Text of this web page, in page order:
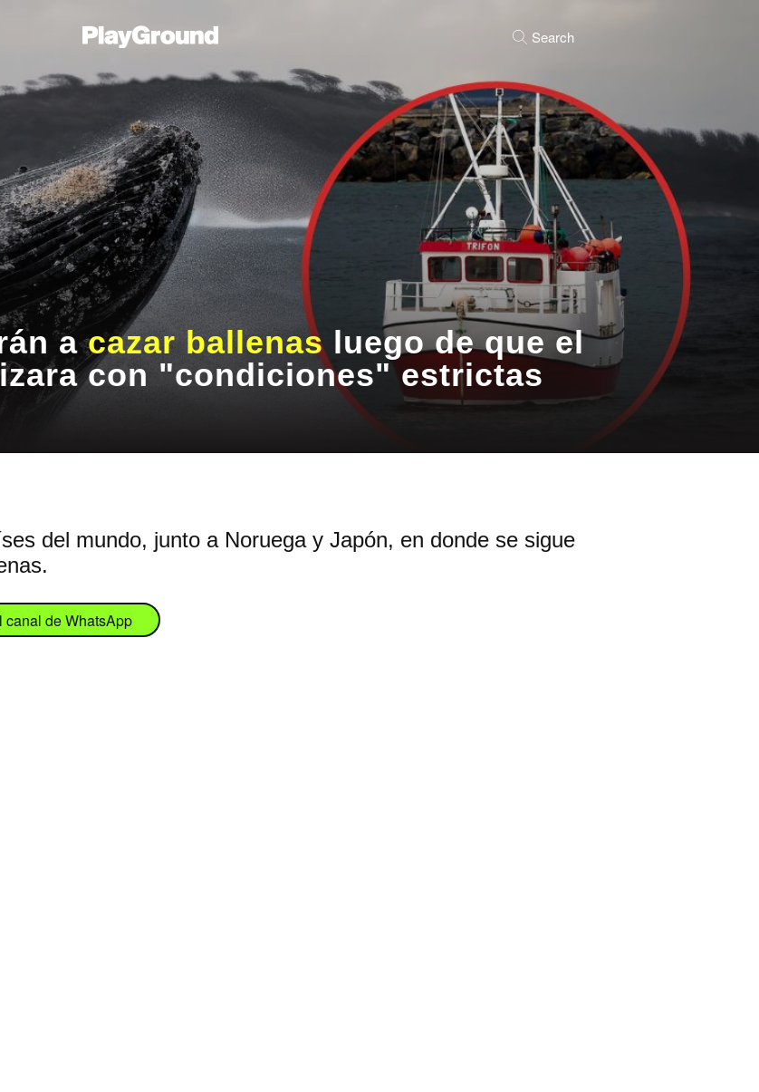
Search
acazar ballenasluego de que el
con "condiciones" estrictas
del mundo, junto a Noruega y Japón, en donde se sigue
canal de WhatsApp